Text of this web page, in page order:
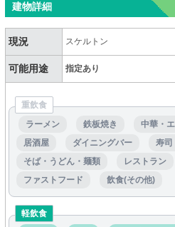
建物詳細
現況 スケルトン
可能用途 指定あり
重飲食
ラーメン
鉄板焼き 中華・
居酒屋
ダイニングバー
寿司
そば・うどん・麺類
レストラン
ファストフード
飲食(その他)
軽飲食